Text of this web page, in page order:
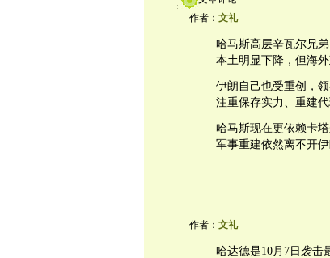
作者： 文礼
哈马斯高层辛瓦尔兄
本土明显下降，但海
伊朗自己也受重创，
注重保存实力、重建代
哈马斯现在更依赖卡
军事重建依然离不开伊
作者： 文礼
哈达德是10月7日袭击